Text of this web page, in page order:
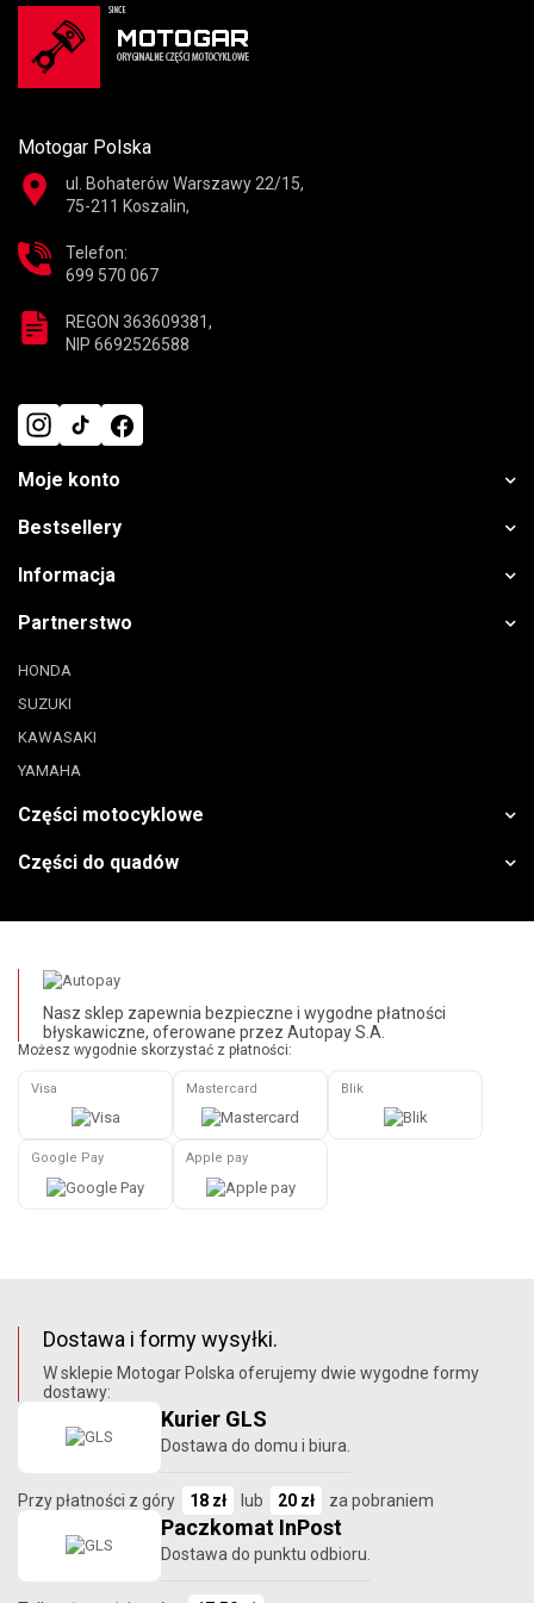
Motogar Polska
ul. Bohaterów Warszawy 22/15,
75-211 Koszalin,
Telefon:
699 570 067
REGON 363609381,
NIP 6692526588
Moje konto
Bestsellery
Informacja
Partnerstwo
HONDA
SUZUKI
KAWASAKI
YAMAHA
Części motocyklowe
Części do quadów
Nasz sklep zapewnia bezpieczne i wygodne płatności
błyskawiczne, oferowane przez Autopay S.A.
Możesz wygodnie skorzystać z płatności:
Visa Mastercard Blik
Google Pay Apple pay
Dostawa i formy wysyłki.
W sklepie Motogar Polska oferujemy dwie wygodne formy
dostawy:
Kurier GLS
Dostawa do domu i biura.
Przy płatności z góry 18 zł lub 20 zł za pobraniem
Paczkomat InPost
Dostawa do punktu odbioru.